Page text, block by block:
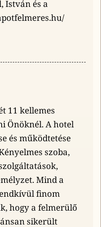
István és a
11 kellemes
Önöknél. A hotel
és működtetése
szoba,
Mind a
finom
hogy a felmerülő
sikerült